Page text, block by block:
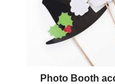
Photo Booth